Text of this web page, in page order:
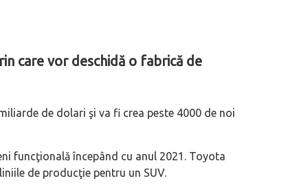
care vor deschidă o fabrică de
de dolari şi va fi crea peste 4000 de noi
funcţională începând cu anul 2021. Toyota
de producţie pentru un SUV.